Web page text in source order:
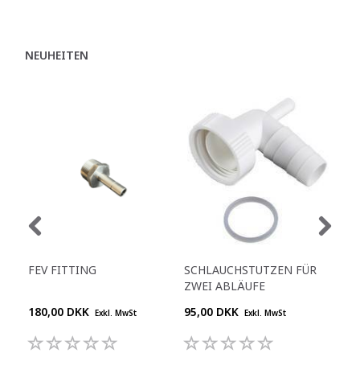
NEUHEITEN
FEV FITTING
180,00 DKK Exkl. MwSt
SCHLAUCHSTUTZEN FÜR
ZWEI ABLÄUFE
95,00 DKK Exkl. MwSt